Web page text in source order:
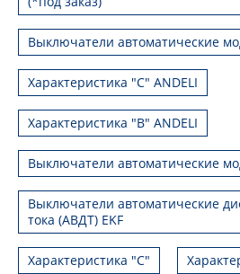
Выключатели автоматические
Характеристика "C" ANDELI
Характеристика "B" ANDELI
Выключатели автоматические
Выключатели автоматические
тока (АВДТ) EKF
Характеристика "С"